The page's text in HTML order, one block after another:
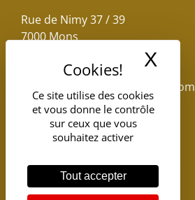
Ce site utilise des cookies
et vous donne le contrôle
sur ceux que vous
souhaitez activer
Tout accepter
X
Rue de Nimy 37 / 39
7000 Mons
reservations.losseau@gmail.com
Tel: +32(0)65.398.880